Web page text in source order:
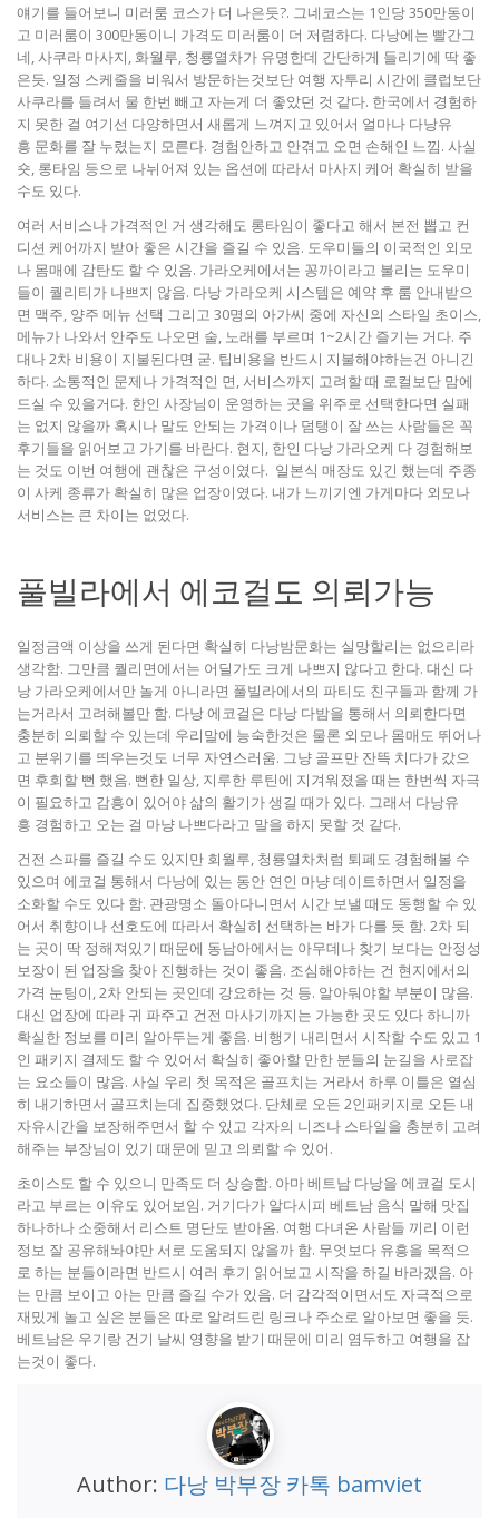
얘기를 들어보니 미러룸 코스가 더 나은듯?. 그네코스는 1인당 350만동이
고 미러룸이 300만동이니 가격도 미러룸이 더 저렴하다. 다낭에는 빨간그
네, 사쿠라 마사지, 화월루, 청룡열차가 유명한데 간단하게 들리기에 딱 좋
은듯. 일정 스케줄을 비워서 방문하는것보단 여행 자투리 시간에 클럽보단
사쿠라를 들려서 물 한번 빼고 자는게 더 좋았던 것 같다. 한국에서 경험하
지 못한 걸 여기선 다양하면서 새롭게 느껴지고 있어서 얼마나 다낭유
흥 문화를 잘 누렸는지 모른다. 경험안하고 안겪고 오면 손해인 느낌. 사실
숏, 롱타임 등으로 나뉘어져 있는 옵션에 따라서 마사지 케어 확실히 받을
수도 있다.
여러 서비스나 가격적인 거 생각해도 롱타임이 좋다고 해서 본전 뽑고 컨
디션 케어까지 받아 좋은 시간을 즐길 수 있음. 도우미들의 이국적인 외모
나 몸매에 감탄도 할 수 있음. 가라오케에서는 꽁까이라고 불리는 도우미
들이 퀄리티가 나쁘지 않음. 다낭 가라오케 시스템은 예약 후 룸 안내받으
면 맥주, 양주 메뉴 선택 그리고 30명의 아가씨 중에 자신의 스타일 초이스,
메뉴가 나와서 안주도 나오면 술, 노래를 부르며 1~2시간 즐기는 거다. 주
대나 2차 비용이 지불된다면 굳. 팁비용을 반드시 지불해야하는건 아니긴
하다. 소통적인 문제나 가격적인 면, 서비스까지 고려할 때 로컬보단 맘에
드실 수 있을거다. 한인 사장님이 운영하는 곳을 위주로 선택한다면 실패
는 없지 않을까 혹시나 말도 안되는 가격이나 덤탱이 잘 쓰는 사람들은 꼭
후기들을 읽어보고 가기를 바란다. 현지, 한인 다낭 가라오케 다 경험해보
는 것도 이번 여행에 괜찮은 구성이였다. 일본식 매장도 있긴 했는데 주종
이 사케 종류가 확실히 많은 업장이였다. 내가 느끼기엔 가게마다 외모나
서비스는 큰 차이는 없었다.
풀빌라에서 에코걸도 의뢰가능
일정금액 이상을 쓰게 된다면 확실히 다낭밤문화는 실망할리는 없으리라
생각함. 그만큼 퀄리면에서는 어딜가도 크게 나쁘지 않다고 한다. 대신 다
낭 가라오케에서만 놀게 아니라면 풀빌라에서의 파티도 친구들과 함께 가
는거라서 고려해볼만 함. 다낭 에코걸은 다낭 다밤을 통해서 의뢰한다면
충분히 의뢰할 수 있는데 우리말에 능숙한것은 물론 외모나 몸매도 뛰어나
고 분위기를 띄우는것도 너무 자연스러움. 그냥 골프만 잔뜩 치다가 갔으
면 후회할 뻔 했음. 뻔한 일상, 지루한 루틴에 지겨워졌을 때는 한번씩 자극
이 필요하고 감흥이 있어야 삶의 활기가 생길 때가 있다. 그래서 다낭유
흥 경험하고 오는 걸 마냥 나쁘다라고 말을 하지 못할 것 같다.
건전 스파를 즐길 수도 있지만 회월루, 청룡열차처럼 퇴폐도 경험해볼 수
있으며 에코걸 통해서 다낭에 있는 동안 연인 마냥 데이트하면서 일정을
소화할 수도 있다 함. 관광명소 돌아다니면서 시간 보낼 때도 동행할 수 있
어서 취향이나 선호도에 따라서 확실히 선택하는 바가 다를 듯 함. 2차 되
는 곳이 딱 정해져있기 때문에 동남아에서는 아무데나 찾기 보다는 안정성
보장이 된 업장을 찾아 진행하는 것이 좋음. 조심해야하는 건 현지에서의
가격 눈팅이, 2차 안되는 곳인데 강요하는 것 등. 알아둬야할 부분이 많음.
대신 업장에 따라 귀 파주고 건전 마사기까지는 가능한 곳도 있다 하니까
확실한 정보를 미리 알아두는게 좋음. 비행기 내리면서 시작할 수도 있고 1
인 패키지 결제도 할 수 있어서 확실히 좋아할 만한 분들의 눈길을 사로잡
는 요소들이 많음. 사실 우리 첫 목적은 골프치는 거라서 하루 이틀은 열심
히 내기하면서 골프치는데 집중했었다. 단체로 오든 2인패키지로 오든 내
자유시간을 보장해주면서 할 수 있고 각자의 니즈나 스타일을 충분히 고려
해주는 부장님이 있기 때문에 믿고 의뢰할 수 있어.
초이스도 할 수 있으니 만족도 더 상승함. 아마 베트남 다낭을 에코걸 도시
라고 부르는 이유도 있어보임. 거기다가 알다시피 베트남 음식 말해 맛집
하나하나 소중해서 리스트 명단도 받아옴. 여행 다녀온 사람들 끼리 이런
정보 잘 공유해놔야만 서로 도움되지 않을까 함. 무엇보다 유흥을 목적으
로 하는 분들이라면 반드시 여러 후기 읽어보고 시작을 하길 바라겠음. 아
는 만큼 보이고 아는 만큼 즐길 수가 있음. 더 감각적이면서도 자극적으로
재밌게 놀고 싶은 분들은 따로 알려드린 링크나 주소로 알아보면 좋을 듯.
베트남은 우기랑 건기 날씨 영향을 받기 때문에 미리 염두하고 여행을 잡
는것이 좋다.
Author: 다낭 박부장 카톡 bamviet